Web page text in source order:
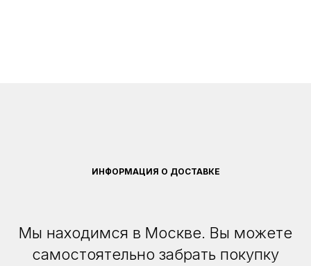
ИНФОРМАЦИЯ О ДОСТАВКЕ
Мы находимся в Москве. Вы можете
самостоятельно забрать покупку